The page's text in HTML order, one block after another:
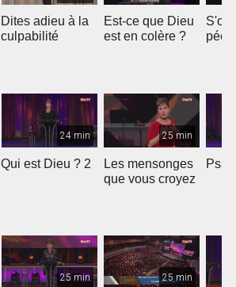
Dites adieu à la
culpabilité
Est-ce que Dieu
est en colère ?
24 min
Qui est Dieu ? 2
25 min
Les mensonges
que vous croyez
25 min 25 min